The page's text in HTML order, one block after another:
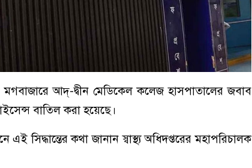
আদ্‌-দ্বীন মেডিকেল কলেজ হাসপাতালের জবাব
বাতিল করা হয়েছে।
সিদ্ধান্তের কথা জানান স্বাস্থ্য অধিদপ্তরের মহাপরিচালক